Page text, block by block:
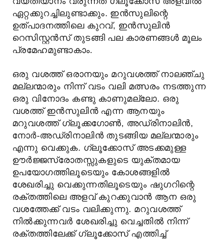
ഏറ്റക്കുറച്ചിലുണ്ടാക്കും. ഇൻസുലിന്റെ
ഉത്പാദനത്തിലെ കുറവ്, ഇൻസുലിൻ
റെസിസ്റ്റൻസ് തുടങ്ങി പല കാരണങ്ങൾ മൂലം
പ്രമേഹമുണ്ടാകാം.
ഒരു വശത്ത് ഒരാനയും മറുവശത്ത് നാലഞ്ചു
മല്ലന്മാരും നിന്ന് വടം വലി മത്സരം നടത്തുന്ന
ഒരു വിനോദം കണ്ടു കാണുമല്ലോ. ഒരു
വശത്ത് ഇൻസുലിൻ എന്ന ആനയും
മറുവശത്ത് ഗ്ലൂക്കഗോൺ, അഡ്രിനാലിൻ,
നോർ-അഡ്രിനാലിൻ തുടങ്ങിയ മല്ലന്മാരും
എന്നു വെക്കുക. ഗ്ലൂക്കോസ് അടക്കമുള്ള
ഊർജ്ജസ്രോതസ്സുകളുടെ യുക്തമായ
ഉപയോഗത്തിലൂടെയും കോശങ്ങളിൽ
ശേഖരിച്ചു വെക്കുന്നതിലൂടെയും ഷുഗറിന്റെ
രക്തത്തിലെ അളവ് കുറക്കുവാൻ ആന ഒരു
വശത്തേക്ക് വടം വലിക്കുന്നു. മറുവശത്ത്
നിൽക്കുന്നവർ ശേഖരിച്ചു വെച്ചതിൽ നിന്ന്
രക്തത്തിലേക്ക് ഗ്ലൂക്കോസ് എത്തിച്ച്